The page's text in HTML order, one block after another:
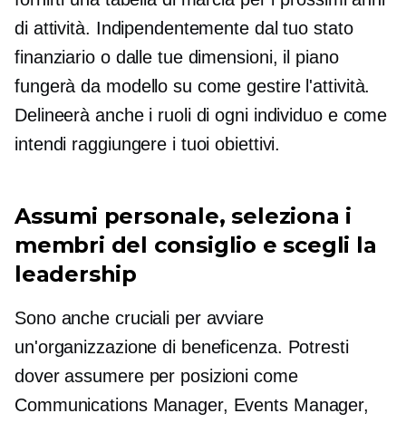
di attività. Indipendentemente dal tuo stato
finanziario o dalle tue dimensioni, il piano
fungerà da modello su come gestire l'attività.
Delineerà anche i ruoli di ogni individuo e come
intendi raggiungere i tuoi obiettivi.
Assumi personale, seleziona i
membri del consiglio e scegli la
leadership
Sono anche cruciali per avviare
un'organizzazione di beneficenza. Potresti
dover assumere per posizioni come
Communications Manager, Events Manager,